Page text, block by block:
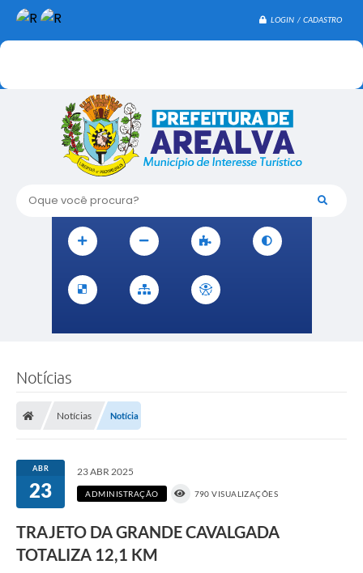
LOGIN / CADASTRO
Oque você procura?
Notícias
Notícias Notícia
ABR
23
23 ABR 2025
ADMINISTRAÇÃO 790 VISUALIZAÇÕES
TRAJETO DA GRANDE CAVALGADA
TOTALIZA 12,1 KM